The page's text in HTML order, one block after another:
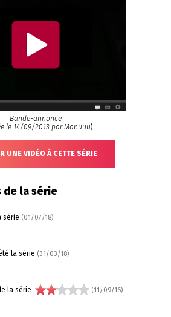
Bande-annonce
le 14/09/2013 par Manuuu)
UNE VIDÉO À CETTE SÉRIE
de la série
série (01/07/18)
la série (31/03/18)
la série (11/09/16)